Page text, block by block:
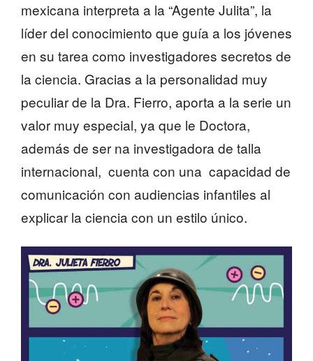
mexicana interpreta a la “Agente Julita”, la
líder del conocimiento que guía a los jóvenes
en su tarea como investigadores secretos de
la ciencia. Gracias a la personalidad muy
peculiar de la Dra. Fierro, aporta a la serie un
valor muy especial, ya que le Doctora,
además de ser na investigadora de talla
internacional, cuenta con una capacidad de
comunicación con audiencias infantiles al
explicar la ciencia con un estilo único.